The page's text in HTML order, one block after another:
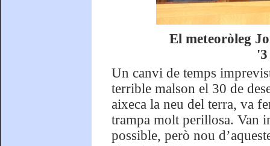
El meteoròleg
Un canvi de temps
terrible malson el 30 de
aixeca la neu del terra, va
trampa molt perillosa. Van
possible, però nou